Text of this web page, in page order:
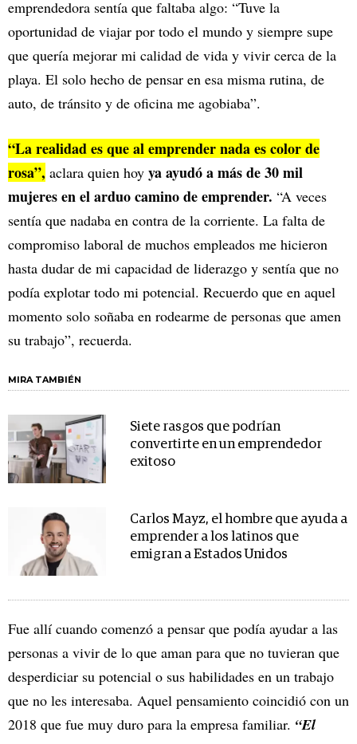
emprendedora sentía que faltaba algo: “Tuve la
oportunidad de viajar por todo el mundo y siempre supe
que quería mejorar mi calidad de vida y vivir cerca de la
playa. El solo hecho de pensar en esa misma rutina, de
auto, de tránsito y de oficina me agobiaba”.
“La realidad es que al emprender nada es color de
rosa”, aclara quien hoy ya ayudó a más de 30 mil
mujeres en el arduo camino de emprender. “A veces
sentía que nadaba en contra de la corriente. La falta de
compromiso laboral de muchos empleados me hicieron
hasta dudar de mi capacidad de liderazgo y sentía que no
podía explotar todo mi potencial. Recuerdo que en aquel
momento solo soñaba en rodearme de personas que amen
su trabajo”, recuerda.
MIRA TAMBIÉN
Siete rasgos que podrían
convertirte en un emprendedor
exitoso
Carlos Mayz, el hombre que ayuda a
emprender a los latinos que
emigran a Estados Unidos
Fue allí cuando comenzó a pensar que podía ayudar a las
personas a vivir de lo que aman para que no tuvieran que
desperdiciar su potencial o sus habilidades en un trabajo
que no les interesaba. Aquel pensamiento coincidió con un
2018 que fue muy duro para la empresa familiar. “El